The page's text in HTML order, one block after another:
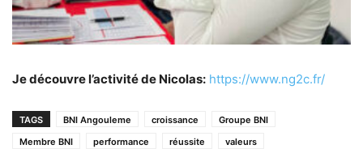
Je découvre l’activité de Nicolas: https://www.ng2c.fr/
TAGS BNI Angouleme croissance
Groupe BNI
Membre BNI
performance réussite valeurs